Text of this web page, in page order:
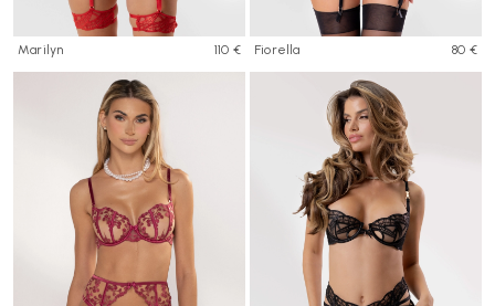
Marilyn 110 € Fiorella 80 €